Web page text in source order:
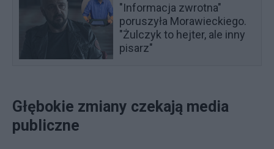
"Informacja zwrotna"
poruszyła Morawieckiego.
"Żulczyk to hejter, ale inny
pisarz"
Głębokie zmiany czekają media
publiczne